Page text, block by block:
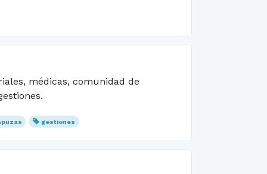
médicas, comunidad de
gestiones